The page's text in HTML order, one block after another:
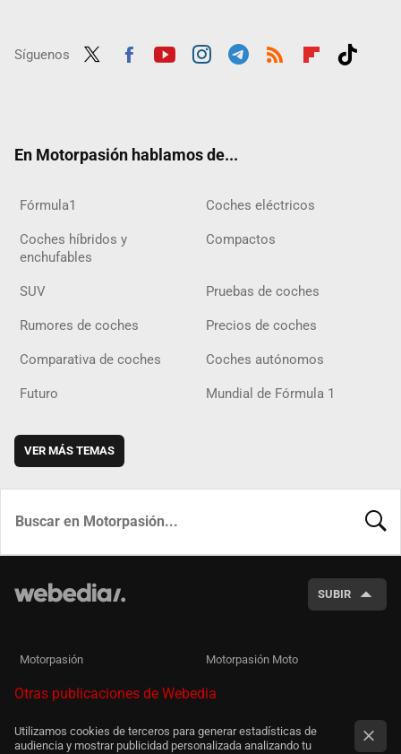
Síguenos
En Motorpasión hablamos de...
Fórmula1 Coches eléctricos
Coches híbridos y
enchufables
Compactos
SUV Pruebas de coches
Rumores de coches Precios de coches
Comparativa de coches Coches autónomos
Futuro Mundial de Fórmula 1
VER MÁS TEMAS
SUBIR
Motorpasión Motorpasión Moto
Otras publicaciones de Webedia
Utilizamos cookies de terceros para generar estadísticas de
audiencia y mostrar publicidad personalizada analizando tu